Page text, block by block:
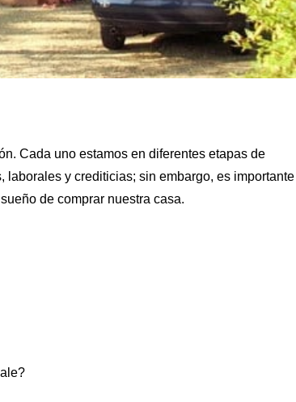
Cada uno estamos en diferentes etapas de
y crediticias; sin embargo, es importante
de comprar nuestra casa.